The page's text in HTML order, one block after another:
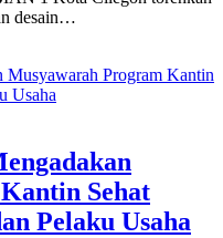
desain…
Sehat
Pelaku Usaha